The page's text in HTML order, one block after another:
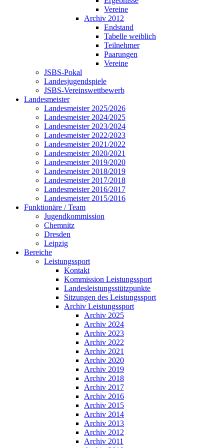
Vereine
Archiv 2012
Endstand
Tabelle weiblich
Teilnehmer
Paarungen
Vereine
JSBS-Pokal
Landesjugendspiele
JSBS-Vereinswettbewerb
Landesmeister
Landesmeister 2025/2026
Landesmeister 2024/2025
Landesmeister 2023/2024
Landesmeister 2022/2023
Landesmeister 2021/2022
Landesmeister 2020/2021
Landesmeister 2019/2020
Landesmeister 2018/2019
Landesmeister 2017/2018
Landesmeister 2016/2017
Landesmeister 2015/2016
Funktionäre / Team
Jugendkommission
Chemnitz
Dresden
Leipzig
Bereiche
Leistungssport
Kontakt
Kommission Leistungssport
Landesleistungsstützpunkte
Sitzungen des Leistungssport
Archiv Leistungssport
Archiv 2025
Archiv 2024
Archiv 2023
Archiv 2022
Archiv 2021
Archiv 2020
Archiv 2019
Archiv 2018
Archiv 2017
Archiv 2016
Archiv 2015
Archiv 2014
Archiv 2013
Archiv 2012
Archiv 2011